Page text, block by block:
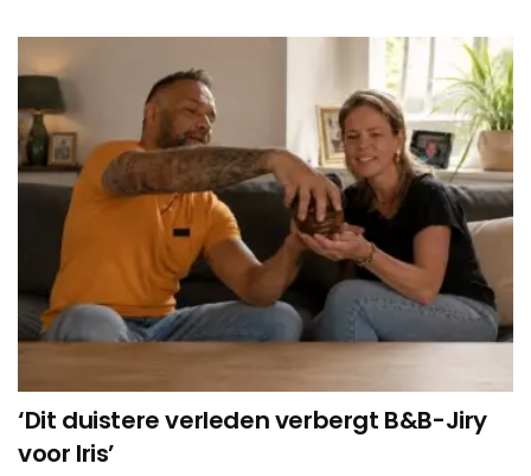
‘Dit duistere verleden verbergt B&B-Jiry
voor Iris’